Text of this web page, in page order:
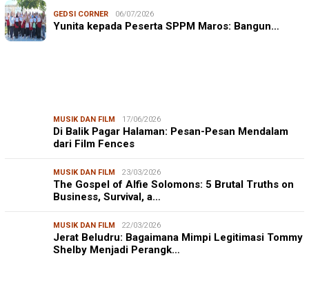
GEDSI CORNER 06/07/2026
Yunita kepada Peserta SPPM Maros: Bangun…
MUSIK DAN FILM 17/06/2026
Di Balik Pagar Halaman: Pesan-Pesan Mendalam
dari Film Fences
MUSIK DAN FILM 23/03/2026
The Gospel of Alfie Solomons: 5 Brutal Truths on
Business, Survival, a…
MUSIK DAN FILM 22/03/2026
Jerat Beludru: Bagaimana Mimpi Legitimasi Tommy
Shelby Menjadi Perangk…